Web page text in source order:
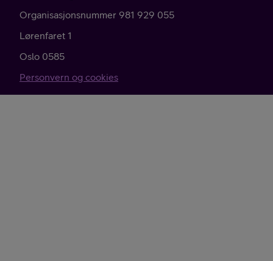
Organisasjonsnummer 981 929 055
Lørenfaret 1
Oslo 0585
Personvern og cookies